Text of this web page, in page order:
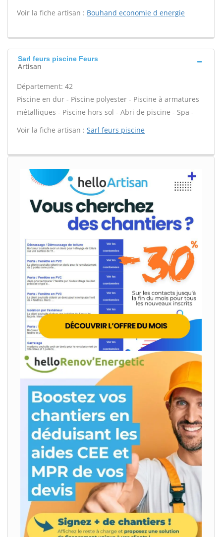
Voir la fiche artisan : Bouhand economie d energie
Sarl feurs piscine Feurs
Artisan
Département: 42
Piscine en dur - Piscine polyester - Piscine à armatures
métalliques - Piscine hors sol - Abri de piscine - Spa -
Voir la fiche artisan : Sarl feurs piscine